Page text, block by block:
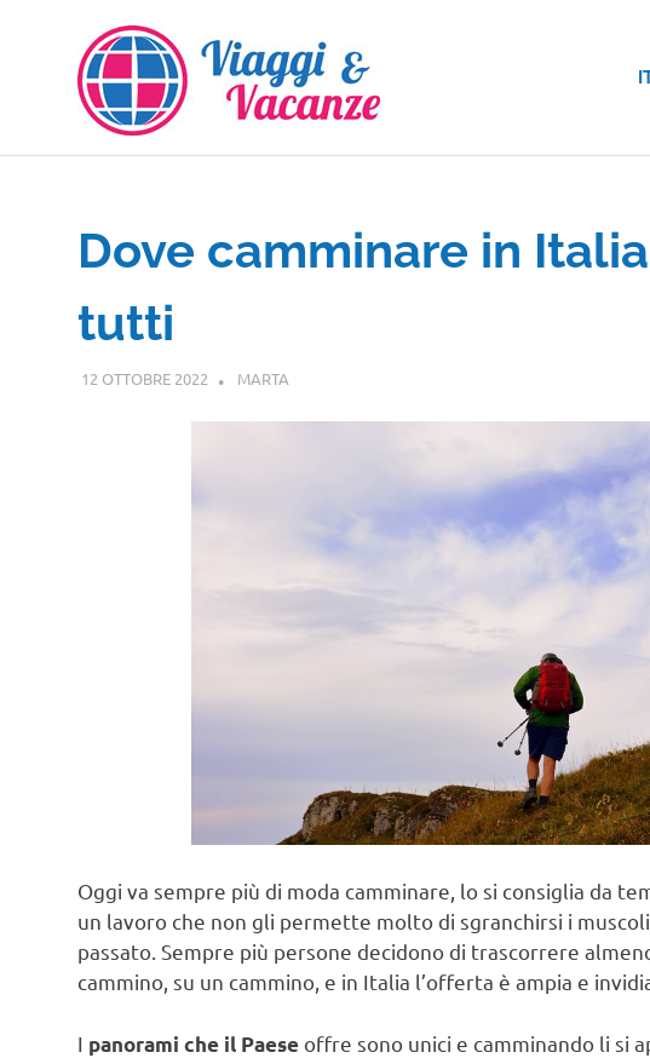
contenuto
Dove camminare in
tutti
12 OTTOBRE 2022 MARTA
Oggi va sempre più di moda camminare, lo si consiglia da
un lavoro che non gli permette molto di sgranchirsi i
passato. Sempre più persone decidono di trascorrere
cammino, su un cammino, e in Italia l’offerta è ampia e
I panorami che il Paese offre sono unici e camminando li si